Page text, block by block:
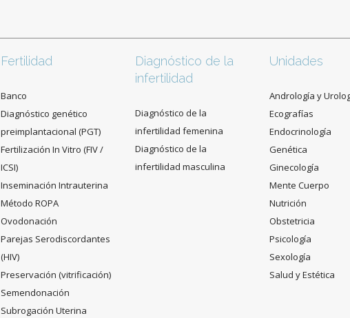
Fertilidad
Banco
Diagnóstico genético
preimplantacional (PGT)
Fertilización In Vitro (FIV /
ICSI)
Inseminación Intrauterina
Método ROPA
Ovodonación
Parejas Serodiscordantes
(HIV)
Preservación (vitrificación)
Semendonación
Subrogación Uterina
Diagnóstico de la
infertilidad
Diagnóstico de la
infertilidad femenina
Diagnóstico de la
infertilidad masculina
Unidades
Andrología y
Ecografías
Endocrinología
Genética
Ginecología
Mente Cuerpo
Nutrición
Obstetricia
Psicología
Sexología
Salud y Estética